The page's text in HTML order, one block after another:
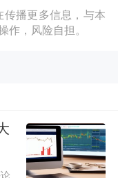
临精工发布
7日收到深交
请文件的通
号)。深交所
行股票的申
传播更多信息，与本
作，风险自担。